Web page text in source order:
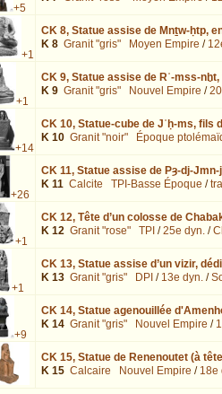
+5
+1
CK 8, Statue assise de Mnṯw-ḥtp,
K 8 Granit "gris" Moyen Empire /
+1
CK 9, Statue assise de Rʿ-mss-
K 9 Granit "gris" Nouvel Empire /
+14
CK 10, Statue-cube de Jʿḥ-ms, fils
K 10 Granit "noir" Époque
+26
CK 11, Statue assise de Pȝ-dj-
K 11 Calcite TPI-Basse Époque /
+1
CK 12, Tête d’un colosse de
K 12 Granit "rose" TPI /25e dyn. /
+1
CK 13, Statue assise d’un vizir,
K 13 Granit "gris" DPI / 13e dyn. /
+9
CK 14, Statue agenouillée
K 14 Granit "gris" Nouvel Empire /
CK 15, Statue de Renenoutet (à
K 15 Calcaire Nouvel Empire / 18e